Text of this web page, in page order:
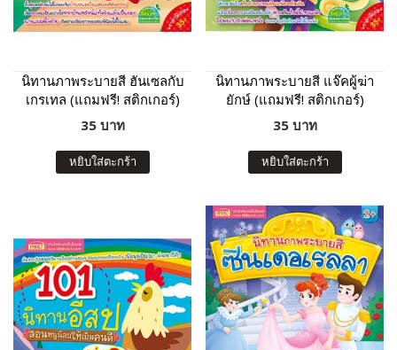
นิทานภาพระบายสี ฮันเซลกับ
เกรเทล (แถมฟรี! สติกเกอร์)
35 บาท
หยิบใส่ตะกร้า
นิทานภาพระบายสี แจ๊คผู้ฆ่า
ยักษ์ (แถมฟรี! สติกเกอร์)
35 บาท
หยิบใส่ตะกร้า